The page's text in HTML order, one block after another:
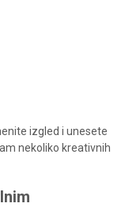
izgled i unesete
nekoliko kreativnih